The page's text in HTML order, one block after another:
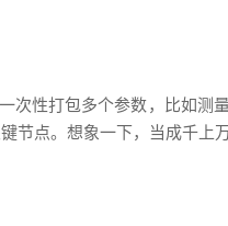
性打包多个参数，比如测
点。想象一下，当成千上